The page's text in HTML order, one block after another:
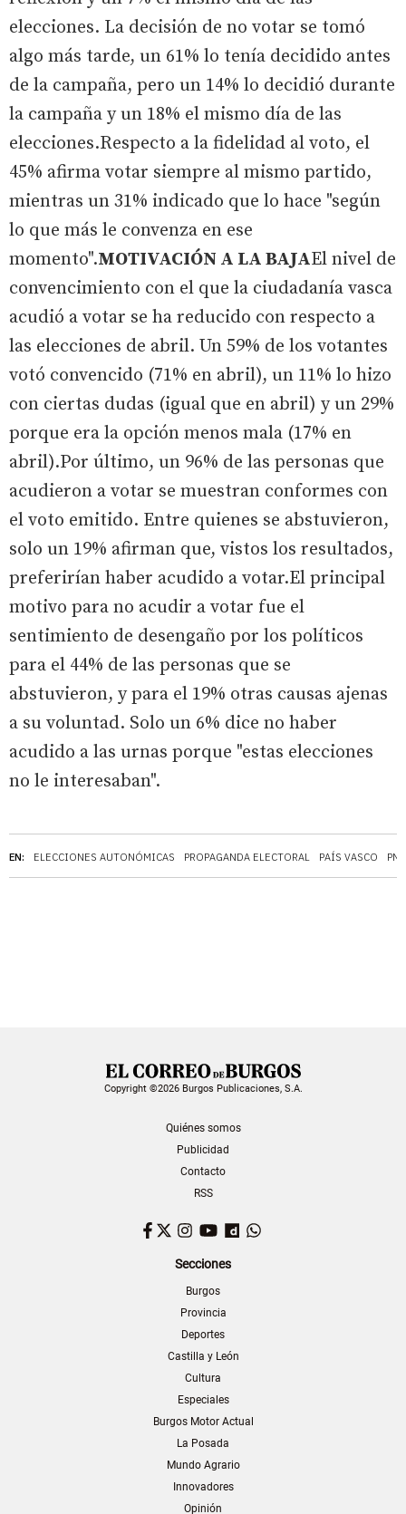
EN: ELECCIONES AUTONÓMICAS PROPAGANDA ELECTORAL PAÍS VASCO PNV
elecciones. La decisión de no votar se tomó
algo más tarde, un 61% lo tenía decidido antes
de la campaña, pero un 14% lo decidió durante
la campaña y un 18% el mismo día de las
elecciones.Respecto a la fidelidad al voto, el
45% afirma votar siempre al mismo partido,
mientras un 31% indicado que lo hace "según
lo que más le convenza en ese
momento".MOTIVACIÓN A LA BAJAEl nivel de
convencimiento con el que la ciudadanía vasca
acudió a votar se ha reducido con respecto a
las elecciones de abril. Un 59% de los votantes
votó convencido (71% en abril), un 11% lo hizo
con ciertas dudas (igual que en abril) y un 29%
porque era la opción menos mala (17% en
abril).Por último, un 96% de las personas que
acudieron a votar se muestran conformes con
el voto emitido. Entre quienes se abstuvieron,
solo un 19% afirman que, vistos los resultados,
preferirían haber acudido a votar.El principal
motivo para no acudir a votar fue el
sentimiento de desengaño por los políticos
para el 44% de las personas que se
abstuvieron, y para el 19% otras causas ajenas
a su voluntad. Solo un 6% dice no haber
acudido a las urnas porque "estas elecciones
no le interesaban".
Copyright ©2026 Burgos Publicaciones, S.A.
Quiénes somos
Publicidad
Contacto
RSS
Facebook
TwitterInstagram
YouTubeDailymotion
Secciones
Burgos
Provincia
Deportes
Castilla y León
Cultura
Especiales
Burgos Motor Actual
La Posada
Mundo Agrario
Innovadores
Opinión